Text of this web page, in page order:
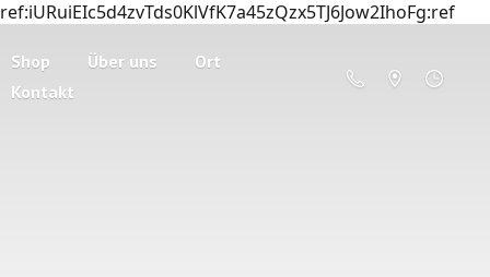
ref:iURuiEIc5d4zvTds0KlVfK7a45zQzx5TJ6Jow2IhoFg:ref
Shop Über uns
Ort
Kontakt